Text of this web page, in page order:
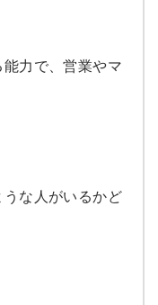
力で、営業やマ
な人がいるかど